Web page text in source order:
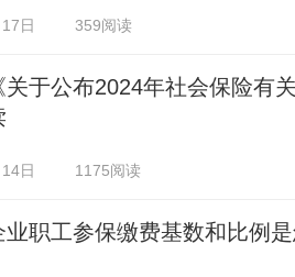
日 359阅读
于公布2024年社会保险有
日 1175阅读
职工参保缴费基数和比例